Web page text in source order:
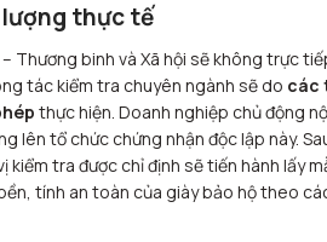
thực tế
Thương binh và Xã hội sẽ không trực
tác kiểm tra chuyên ngành sẽ do các
thực hiện. Doanh nghiệp chủ động
lên tổ chức chứng nhận độc lập này.
kiểm tra được chỉ định sẽ tiến hành lấy
tính an toàn của giày bảo hộ theo